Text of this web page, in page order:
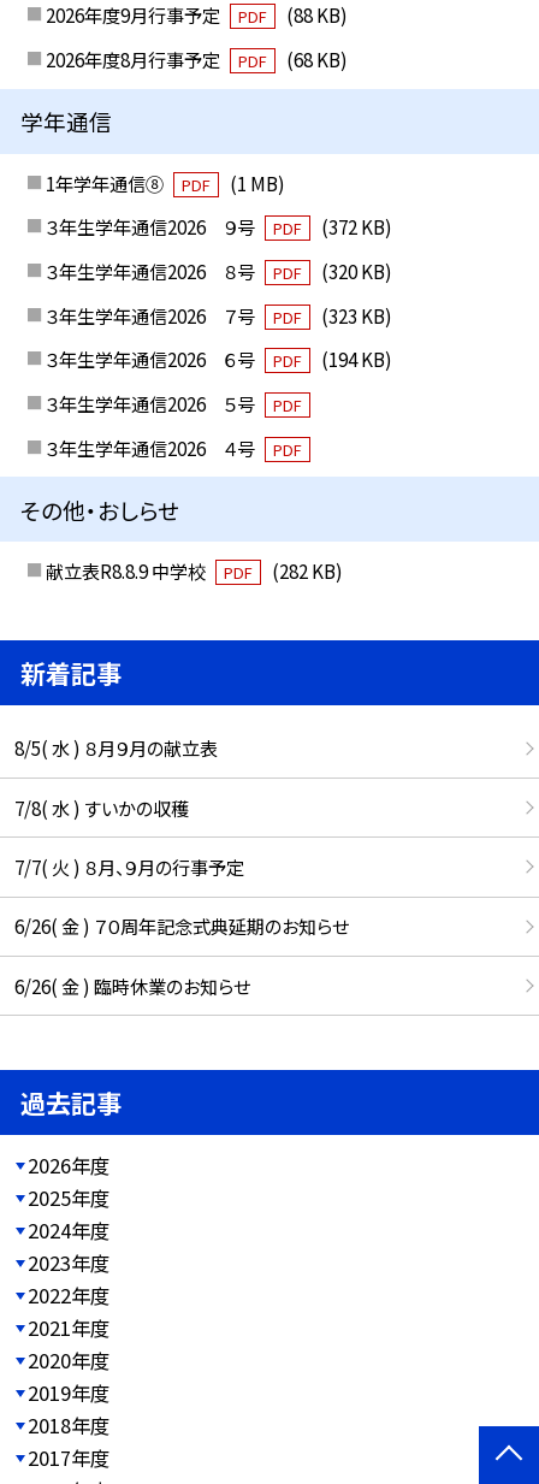
2026年度9月行事予定 PDF
(88 KB)
2026年度8月行事予定
PDF (68 KB)
学年通信
1年学年通信⑧ PDF
(1 MB)
３年生学年通信2026 ９号
PDF
(372 KB)
３年生学年通信2026 ８号
PDF
(320 KB)
３年生学年通信2026 ７号
PDF
(323 KB)
３年生学年通信2026 ６号
PDF
(194 KB)
３年生学年通信2026 ５号
PDF
３年生学年通信2026 ４号 PDF
その他・おしらせ
献立表R8.8.9 中学校 PDF (282 KB)
新着記事
8/5( 水 ) ８月９月の献立表
7/8( 水 ) すいかの収穫
7/7( 火 ) ８月、９月の行事予定
6/26( 金 ) ７０周年記念式典延期のお知らせ
6/26( 金 ) 臨時休業のお知らせ
過去記事
2026年度
2025年度
2024年度
2023年度
2022年度
2021年度
2020年度
2019年度
2018年度
2017年度